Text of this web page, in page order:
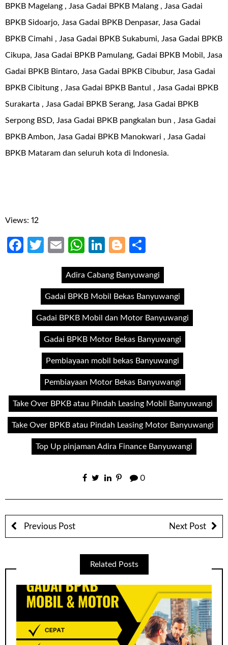
BPKB Magelang , Jasa Gadai BPKB Malang , Jasa Gadai
BPKB Sidoarjo, Jasa Gadai BPKB Denpasar, Jasa Gadai
BPKB Cimahi , Jasa Gadai BPKB Sukabumi, Jasa Gadai BPKB
Cikupa, Jasa Gadai BPKB Pamulang, Gadai BPKB Mobil, Jasa
Gadai BPKB Bintaro, Jasa Gadai BPKB Cibubur, Jasa Gadai
BPKB Cibitung , Jasa Gadai BPKB Bantul , Jasa Gadai BPKB
Surakarta , Jasa Gadai BPKB Serang, Jasa Gadai BPKB
Serpong BSD, Jasa Gadai BPKB pangkalan bun , Jasa Gadai
BPKB Ambon, Jasa Gadai BPKB Manokwari , Jasa Gadai
BPKB Mataram dan seluruh kota di Indonesia.
Views: 12
Facebook
Twitter
EmailWhatsApp
LinkedIn
Blogger
Adira Cabang Banyuwangi
Gadai BPKB Mobil Bekas Banyuwangi
Gadai BPKB Mobil dan Motor Banyuwangi
Gadai BPKB Motor Bekas Banyuwangi
Pembiayaan mobil bekas Banyuwangi
Pembiayaan Motor Bekas Banyuwangi
Take Over BPKB atau Pindah Leasing Mobil Banyuwangi
Take Over BPKB atau Pindah Leasing Motor Banyuwangi
Top Up pinjaman Adira Finance Banyuwangi
0
Previous Post Next Post
Related Posts